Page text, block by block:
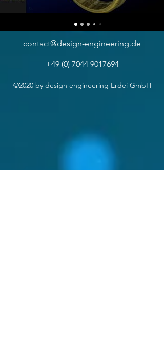
contact@design-engineering.de
+49 (0) 7044 9017694
©2020 by design engineering Erdei GmbH